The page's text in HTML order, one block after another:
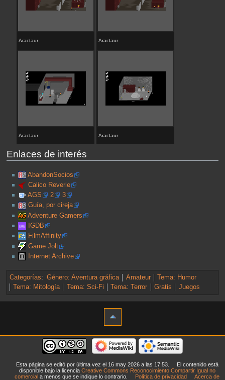
Aractaur Aractaur
Aractaur Aractaur
Enlaces de interés
AbandonSocios
Calico Reverie
AGS
2
3
Guía, por cireja
Adventure Gamers
IGDB
FilmAffinity
Game Jolt
Internet Archive
Categorías: Género: Aventura gráfica Amateur
Tema: Humor
Tema: Mitología
Tema: Sci-Fi Tema: Terror Gratis Juegos
Esta página se editó por última vez el 16 may 2026 a las 17:53.
El contenido está
disponible bajo la licencia Creative Commons Reconocimiento Compartir Igual no
comercial a menos que se indique lo contrario. Política de privacidad
Acerca de